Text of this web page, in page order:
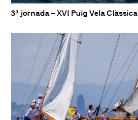
3ª jornada – XVI Puig Vela